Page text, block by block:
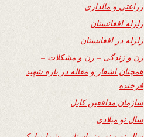
زراعتی و مالداری
زلزله افغانستان
زلزله در افغانستان
زن و زندگی – زن و مشکلات –
همچنان اشعار و مقاله در باره شهید
فرخنده
سازمان مدافعین کابل
سال نو میلادی